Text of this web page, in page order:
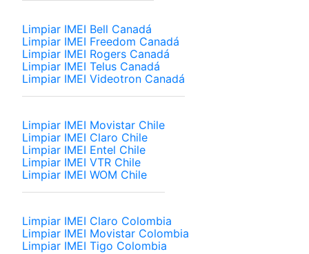
Limpiar IMEI Bell Canadá
Limpiar IMEI Freedom Canadá
Limpiar IMEI Rogers Canadá
Limpiar IMEI Telus Canadá
Limpiar IMEI Videotron Canadá
Limpiar IMEI Movistar Chile
Limpiar IMEI Claro Chile
Limpiar IMEI Entel Chile
Limpiar IMEI VTR Chile
Limpiar IMEI WOM Chile
Limpiar IMEI Claro Colombia
Limpiar IMEI Movistar Colombia
Limpiar IMEI Tigo Colombia